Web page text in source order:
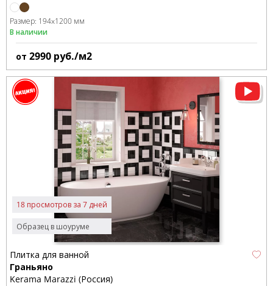
Размер: 194x1200 мм
В наличии
от 2990 руб./м2
Образец в шоуруме
18 просмотров за 7 дней
Плитка для ванной
Граньяно
Kerama Marazzi (Россия)